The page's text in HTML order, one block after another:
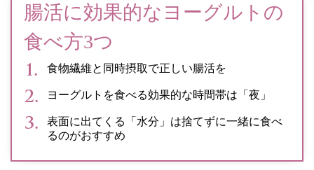
腸活に効果的なヨーグルトの
食べ方3つ
食物繊維と同時摂取で正しい腸活を
ヨーグルトを食べる効果的な時間帯は「夜」
表面に出てくる「水分」は捨てずに一緒に食べ
るのがおすすめ